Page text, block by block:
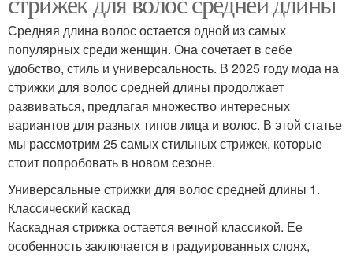
Средняя длина волос остается одной из самых
популярных среди женщин. Она сочетает в себе
удобство, стиль и универсальность. В 2025 году мода на
стрижки для волос средней длины продолжает
развиваться, предлагая множество интересных
вариантов для разных типов лица и волос. В этой статье
мы рассмотрим 25 самых стильных стрижек, которые
стоит попробовать в новом сезоне.
Универсальные стрижки для волос средней длины 1.
Классический каскад
Каскадная стрижка остается вечной классикой. Ее
особенность заключается в градуированных слоях,